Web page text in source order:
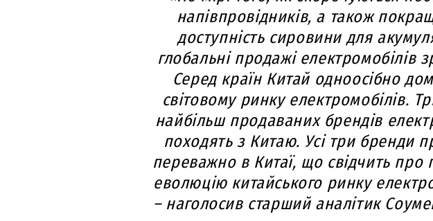
напівпровідників, а також
доступність сировини для
глобальні продажі електромобілів
Серед країн Китай одноосібно
світовому ринку електромобілів.
найбільш продаваних брендів
походять з Китаю. Усі три бренди
переважно в Китаї, що свідчить про
еволюцію китайського ринку
– наголосив старший аналітик